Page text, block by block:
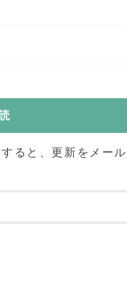
ると、更新をメー